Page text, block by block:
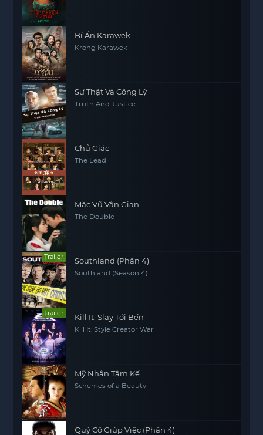
Bí Ẩn Karawek
Krong Karawek
Sự Thật Và Công Lý
Truth And Justice
Chủ Giác
The Lead
Mặc Vũ Vân Gian
The Double
Trailer Southland (Phần 4)
Southland (Season 4)
Trailer Kill It: Slay Tới Bến
Kill It: Style Creator War
Mỹ Nhân Tâm Kế
Schemes of a Beauty
Quý Cô Giúp Việc (Phần 4)